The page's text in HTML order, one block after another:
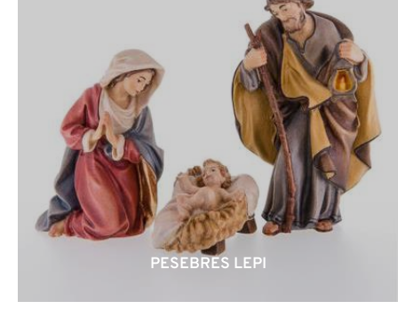
PESEBRES LEPI